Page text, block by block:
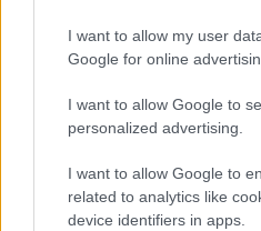
I want to allow my user
Google for online
I want to allow Google to
personalized advertising.
I want to allow Google to
related to analytics like
device identifiers in apps.
Ami még fontos, hogy a fő
külföldről jön, azaz
koncepciót, amit főleg
figyeltem meg, hogy a fő
sok embert vonz itthonról,
ismert, az csak előzenekar
egy stabil közönségünk, jó
már estjeinken, azok
valami jót kapnak tőlünk,